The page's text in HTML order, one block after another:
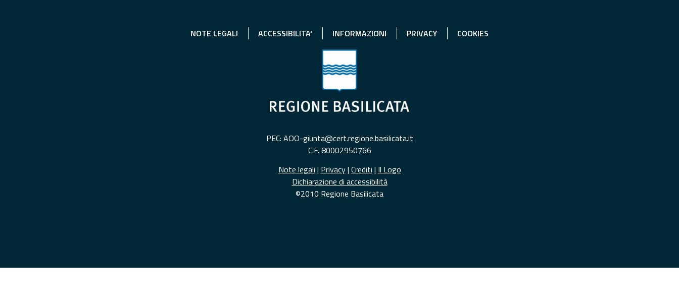
NOTE LEGALI ACCESSIBILITA' INFORMAZIONI PRIVACY COOKIES
PEC: AOO-giunta@cert.regione.basilicata.it
C.F. 80002950766
Note legali | Privacy| Crediti | Il Logo
Dichiarazione di accessibilità
©2010 Regione Basilicata